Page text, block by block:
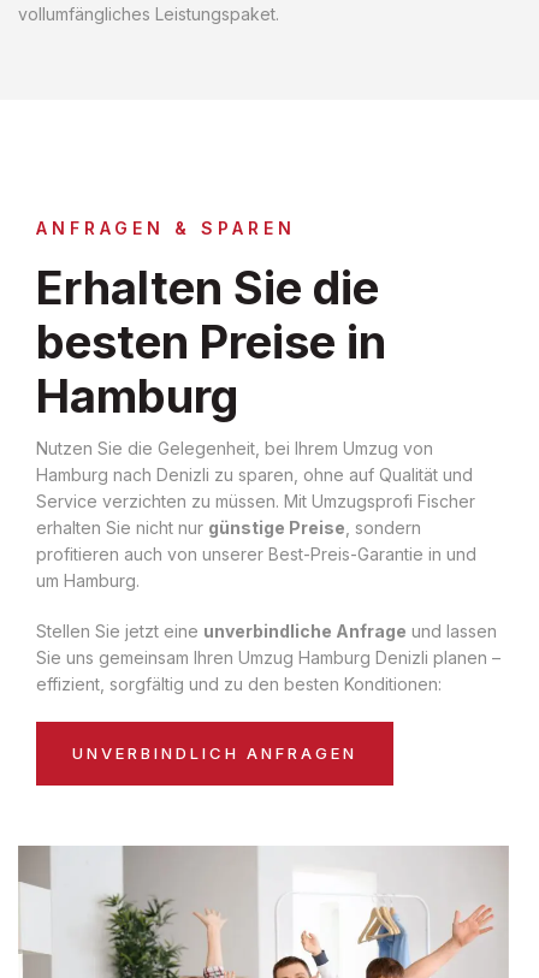
vollumfängliches Leistungspaket.
ANFRAGEN & SPAREN
Erhalten Sie die
besten Preise in
Hamburg
Nutzen Sie die Gelegenheit, bei Ihrem Umzug von
Hamburg nach Denizli zu sparen, ohne auf Qualität und
Service verzichten zu müssen. Mit Umzugsprofi Fischer
erhalten Sie nicht nur günstige Preise , sondern
profitieren auch von unserer Best-Preis-Garantie in und
um Hamburg.
Stellen Sie jetzt eine unverbindliche Anfrage und lassen
Sie uns gemeinsam Ihren Umzug Hamburg Denizli planen –
effizient, sorgfältig und zu den besten Konditionen:
UNVERBINDLICH ANFRAGEN